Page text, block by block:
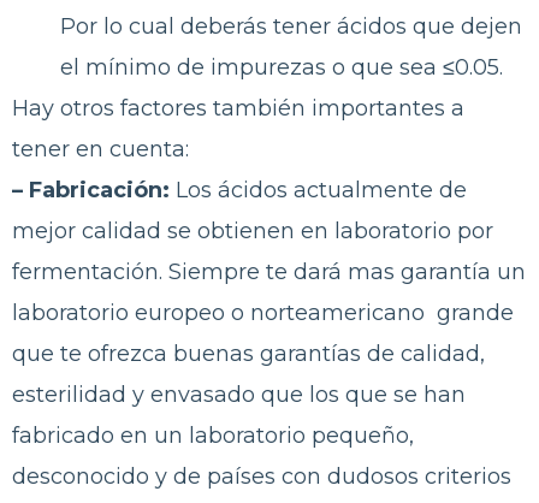
Por lo cual deberás tener ácidos que dejen
el mínimo de impurezas o que sea ≤0.05.
Hay otros factores también importantes a
tener en cuenta:
– Fabricación: Los ácidos actualmente de
mejor calidad se obtienen en laboratorio por
fermentación. Siempre te dará mas garantía un
laboratorio europeo o norteamericano grande
que te ofrezca buenas garantías de calidad,
esterilidad y envasado que los que se han
fabricado en un laboratorio pequeño,
desconocido y de países con dudosos criterios